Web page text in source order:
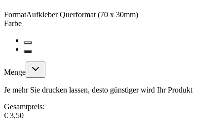
FormatAufkleber Querformat (70 x 30mm)
Farbe
Menge
Je mehr Sie drucken lassen, desto günstiger wird Ihr Produkt
Gesamtpreis:
€ 3,50